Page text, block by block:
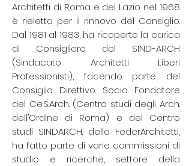
Architetti di Roma e del Lazio nel 1968
è rieletta per il rinnovo del Consiglio.
Dal 1981 al 1983, ha ricoperto la carica
di Consigliere del SIND-ARCH
(Sindacato Architetti Liberi
Professionisti), facendo parte del
Consiglio Direttivo. Socio Fondatore
del Ce.S.Arch. (Centro studi degli Arch.
dell’Ordine di Roma) e del Centro
studi SINDARCH. della FederArchitetti,
ha fatto parte di varie commissioni di
studio e ricerche, settore della